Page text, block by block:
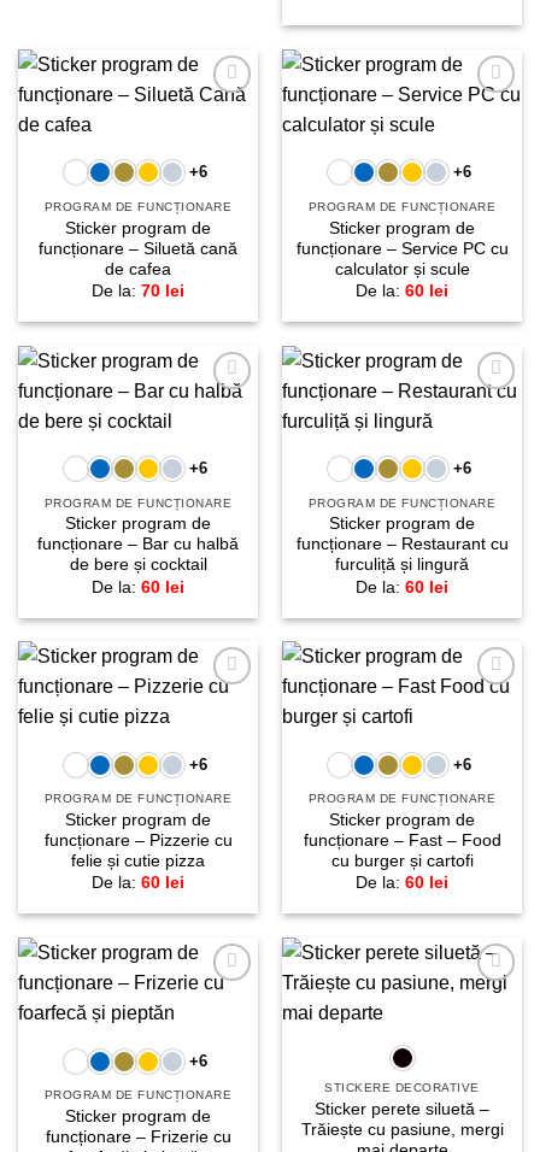
+6
PROGRAM DE FUNCȚIONARE
Sticker program de
funcționare – Siluetă cană
de cafea
De la: 70 lei
+6
PROGRAM DE FUNCȚIONARE
Sticker program de
funcționare – Service PC cu
calculator și scule
De la: 60 lei
+6
PROGRAM DE FUNCȚIONARE
Sticker program de
funcționare – Bar cu halbă
de bere și cocktail
De la: 60 lei
+6
PROGRAM DE FUNCȚIONARE
Sticker program de
funcționare – Restaurant cu
furculiță și lingură
De la: 60 lei
+6
PROGRAM DE FUNCȚIONARE
Sticker program de
funcționare – Pizzerie cu
felie și cutie pizza
De la: 60 lei
+6
PROGRAM DE FUNCȚIONARE
Sticker program de
funcționare – Fast – Food
cu burger și cartofi
De la: 60 lei
+6
PROGRAM DE FUNCȚIONARE
Sticker program de
funcționare – Frizerie cu
STICKERE DECORATIVE
Sticker perete siluetă –
Trăiește cu pasiune, mergi